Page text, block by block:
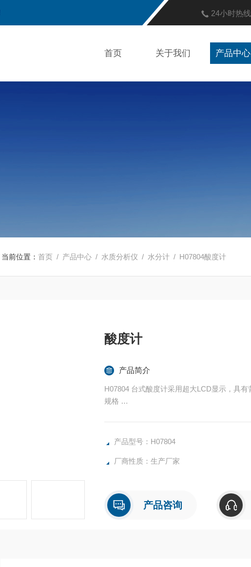
24小时热
首页 关于我们 产品中心
当前位置：首页 / 产品中心 / 水质分析仪 / 水分计 / H07804酸度计
酸度计
产品简介
H07804 台式酸度计采用超大LCD显示
规格
温度 0.0~100.0℃
产品型号：H07804
厂商性质：生产厂家
产品咨询